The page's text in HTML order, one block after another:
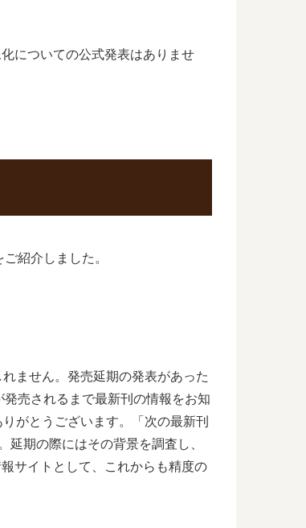
についての公式発表はありませ
紹介しました。
ません。発売延期の発表があった
売されるまで最新刊の情報をお知
がとうございます。「次の最新刊
期の際にはその背景を調査し、
サイトとして、これからも精度の